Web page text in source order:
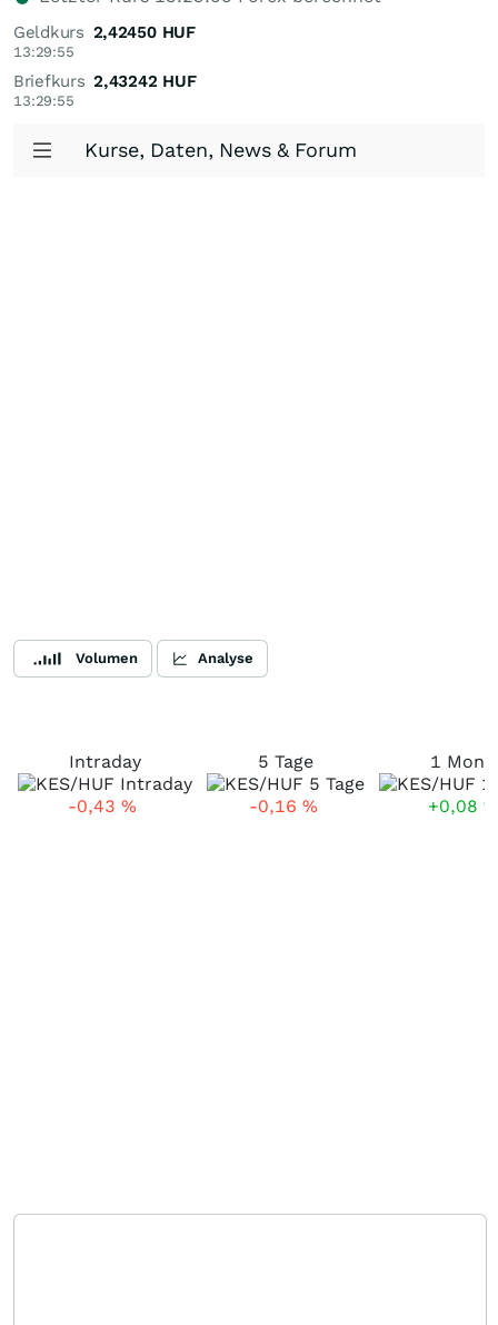
Geldkurs
13:29:55
2,42450 HUF
Briefkurs
13:29:55
2,43242 HUF
Kurse, Daten, News & Forum
Volumen Analyse
Intraday
-0,43 %
5 Tage
-0,16 %
1
+0,08 %